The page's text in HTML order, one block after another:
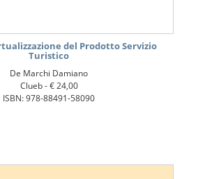
del Prodotto Servizio
Turistico
De Marchi Damiano
Clueb -€ 24,00
ISBN: 978-88491-58090